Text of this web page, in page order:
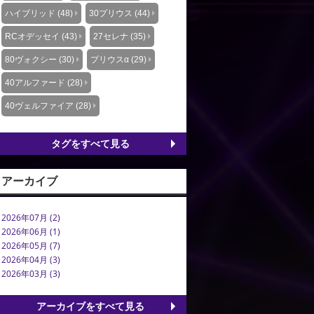
ハイブリッド (48) 30プリウス (44)
RCオデッセイ (43) 27セレナ (35)
80ヴォクシー (30) プリウスα (29)
40アルファード (28)
40ヴェルファイア (28)
タグをすべて見る
アーカイブ
2026年07月 (2)
2026年06月 (1)
2026年05月 (7)
2026年04月 (3)
2026年03月 (3)
アーカイブをすべて見る